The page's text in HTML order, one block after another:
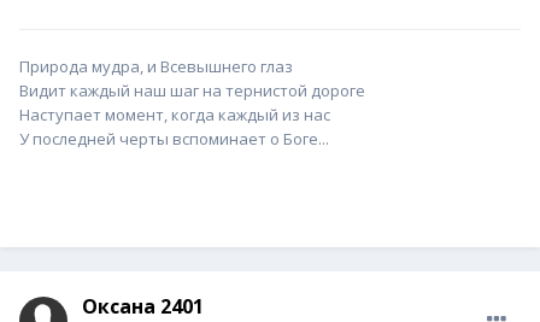
Природа мудра, и Всевышнего глаз
Видит каждый наш шаг на тернистой дороге
Наступает момент, когда каждый из нас
У последней черты вспоминает о Боге...
Оксана 2401